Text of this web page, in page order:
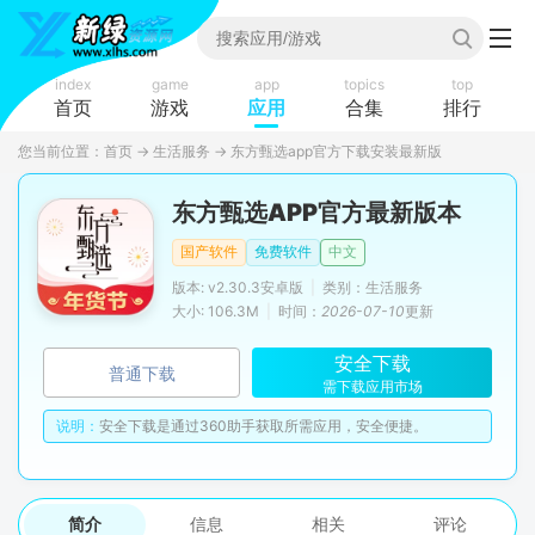
index
首页
game
游戏
app
应用
topics
合集
top
排行
您当前位置： 首页 → 生活服务 → 东方甄选app官方下载安装最新版
东方甄选APP官方最新版本
国产软件 免费软件
中文
版本: v2.30.3安卓版
类别：生活服务
大小: 106.3M
时间： 2026-07-10更新
普通下载 安全下载
需下载应用市场
说明： 安全下载是通过360助手获取所需应用，安全便捷。
简介 信息 相关 评论